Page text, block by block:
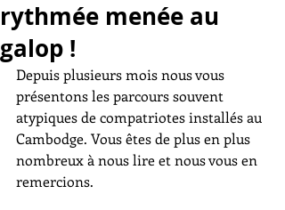
rythmée menée au
galop !
Depuis plusieurs mois nous vous
présentons les parcours souvent
atypiques de compatriotes installés au
Cambodge. Vous êtes de plus en plus
nombreux à nous lire et nous vous en
remercions.